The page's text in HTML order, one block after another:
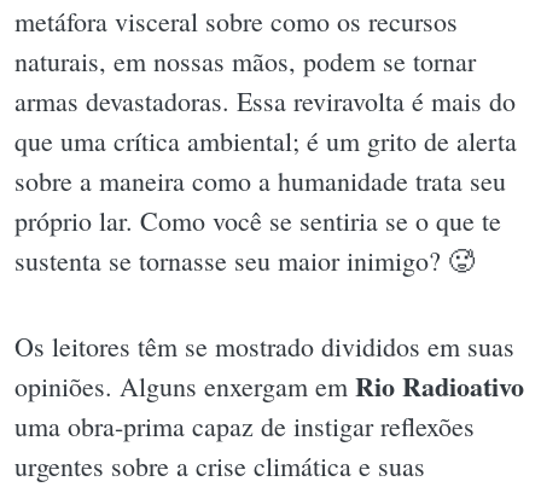
metáfora visceral sobre como os recursos
naturais, em nossas mãos, podem se tornar
armas devastadoras. Essa reviravolta é mais do
que uma crítica ambiental; é um grito de alerta
sobre a maneira como a humanidade trata seu
próprio lar. Como você se sentiria se o que te
sustenta se tornasse seu maior inimigo? 🥵
Os leitores têm se mostrado divididos em suas
opiniões. Alguns enxergam em Rio Radioativo
uma obra-prima capaz de instigar reflexões
urgentes sobre a crise climática e suas